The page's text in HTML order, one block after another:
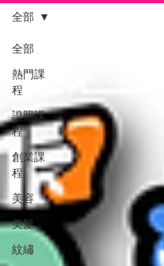
全部
熱門課
程
證照課
程
創業課
程
美容
美髮
紋繡
全部